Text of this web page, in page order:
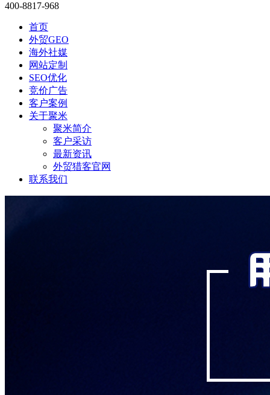
400-8817-968
首页
外贸GEO
海外社媒
网站定制
SEO优化
竞价广告
客户案例
关于聚米
聚米简介
客户采访
最新资讯
外贸猎客官网
联系我们